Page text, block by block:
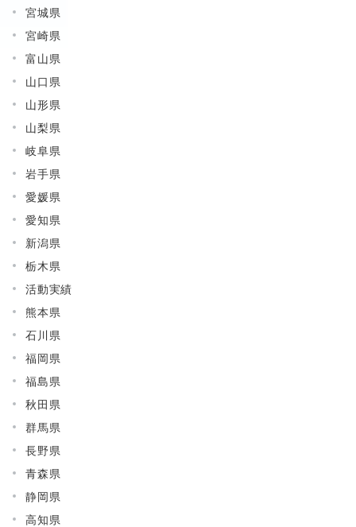
宮城県
宮崎県
富山県
山口県
山形県
山梨県
岐阜県
岩手県
愛媛県
愛知県
新潟県
栃木県
活動実績
熊本県
石川県
福岡県
福島県
秋田県
群馬県
長野県
青森県
静岡県
高知県